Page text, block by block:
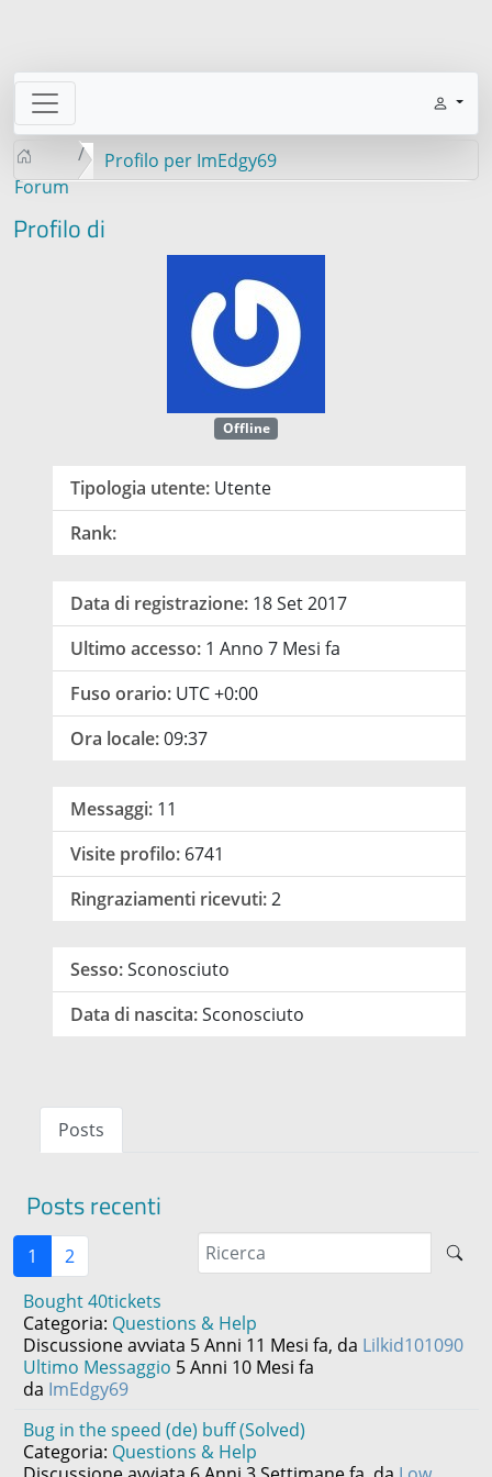
Forum
Profilo per ImEdgy69
Profilo di
Offline
Tipologia utente: Utente
Rank:
Data di registrazione: 18 Set 2017
Ultimo accesso: 1 Anno 7 Mesi fa
Fuso orario: UTC +0:00
Ora locale:09:37
Messaggi: 11
Visite profilo: 6741
Ringraziamenti ricevuti:2
Sesso:Sconosciuto
Data di nascita:Sconosciuto
Posts
Posts recenti
1
2
Bought 40tickets
Categoria: Questions & Help
Discussione avviata 5 Anni 11 Mesi fa, da Lilkid101090
Ultimo Messaggio 5 Anni 10 Mesi fa
da ImEdgy69
Bug in the speed (de) buff (Solved)
Categoria: Questions & Help